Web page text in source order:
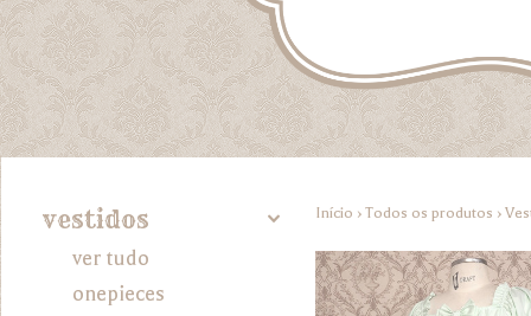
vestidos 4
ver tudo
onepieces
Início › Todos os produtos ›